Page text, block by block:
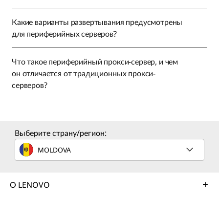
Какие варианты развертывания предусмотрены
для периферийных серверов?
Что такое периферийный прокси-сервер, и чем
он отличается от традиционных прокси-
серверов?
Выберите страну/регион:
MOLDOVA
О LENOVO